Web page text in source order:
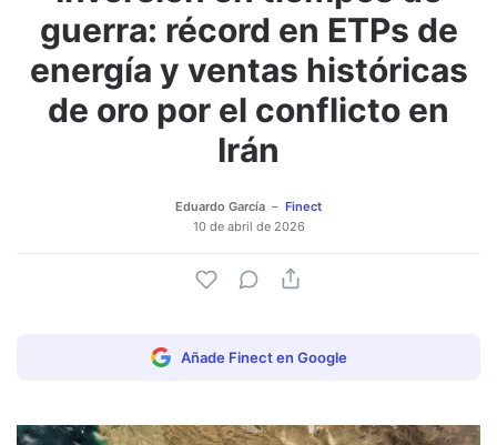
guerra: récord en ETPs de
energía y ventas históricas
de oro por el conflicto en
Irán
Eduardo García
Finect
10 de abril de 2026
Añade Finect en Google